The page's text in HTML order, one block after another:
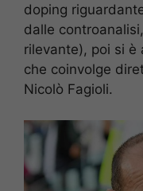
doping
dalle
rilevante), poi si è
che coinvolge
Nicolò Fagioli.